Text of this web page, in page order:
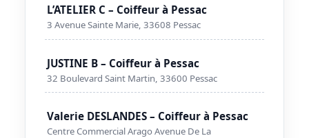
L’ATELIER C – Coiffeur à Pessac
3 Avenue Sainte Marie, 33608 Pessac
JUSTINE B – Coiffeur à Pessac
32 Boulevard Saint Martin, 33600 Pessac
Valerie DESLANDES – Coiffeur à Pessac
Centre Commercial Arago Avenue De La